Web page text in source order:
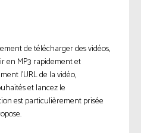
de télécharger des vidéos,
en MP3 rapidement et
l’URL de la vidéo,
et lancez le
est particulièrement prisée